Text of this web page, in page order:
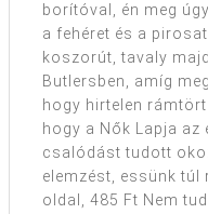
borítóval, én meg
a fehéret és a
koszorút, tavaly
Butlersben, amíg
hogy hirtelen
hogy a Nők Lapja
csalódást tudott
elemzést, essünk túl
oldal, 485 Ft Nem